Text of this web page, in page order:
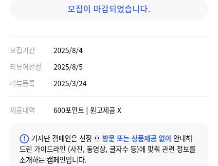
모집이 마감되었습니다.
모집기간
2025/8/4
리뷰어선정
2025/8/5
리뷰등록
2025/3/24
제공내역 600포인트 | 원고제공 X
기자단 캠페인은 선정 후 방문 또는 상품제공 없이 안내해
드린 가이드라인 (사진, 동영상, 글자수 등)에 맞춰 관련 정보를
소개하는 캠페인입니다.